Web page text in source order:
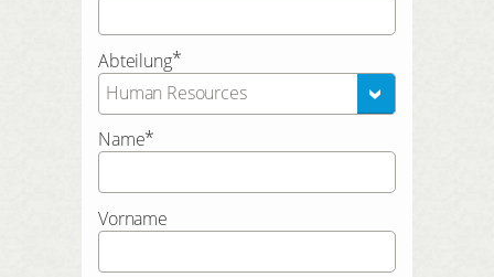
Abteilung*
Human Resources
Name*
Vorname